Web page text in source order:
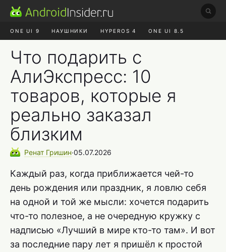
ONE UI 9 НАУШНИКИ HYPEROS 4 ONE UI 8.5
Что подарить с
АлиЭкспресс: 10
товаров, которые я
реально заказал
близким
Ренат Гришин∙05.07.2026
Каждый раз, когда приближается чей-то
день рождения или праздник, я ловлю себя
на одной и той же мысли: хочется подарить
что-то полезное, а не очередную кружку с
надписью «Лучший в мире кто-то там». И вот
за последние пару лет я пришёл к простой